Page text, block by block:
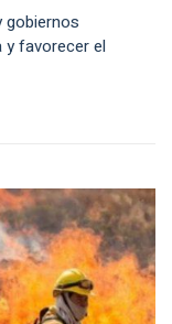
gobiernos
y favorecer el